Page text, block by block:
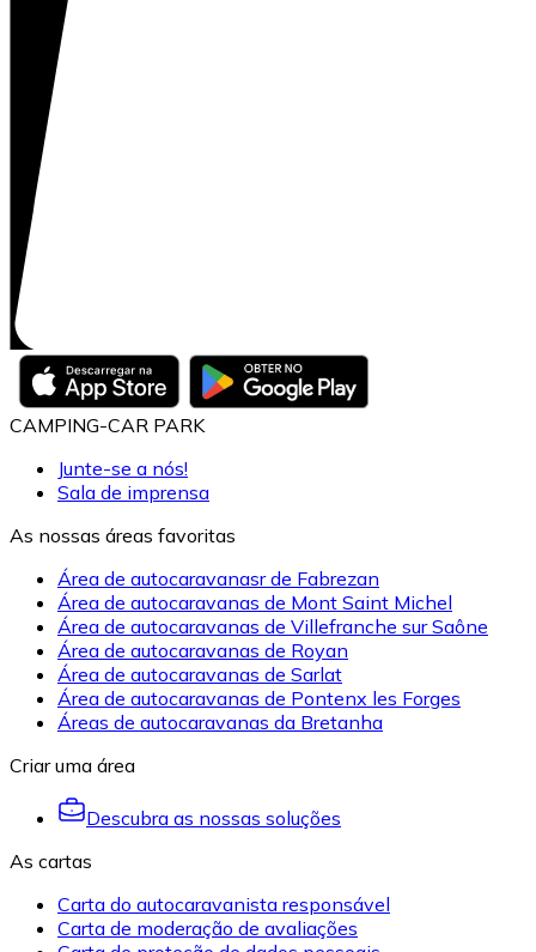
CAMPING-CAR PARK
Junte-se a nós!
Sala de imprensa
As nossas áreas favoritas
Área de autocaravanasr de Fabrezan
Área de autocaravanas de Mont Saint Michel
Área de autocaravanas de Villefranche sur Saône
Área de autocaravanas de Royan
Área de autocaravanas de Sarlat
Área de autocaravanas de Pontenx les Forges
Áreas de autocaravanas da Bretanha
Criar uma área
Descubra as nossas soluções
As cartas
Carta do autocaravanista responsável
Carta de moderação de avaliações